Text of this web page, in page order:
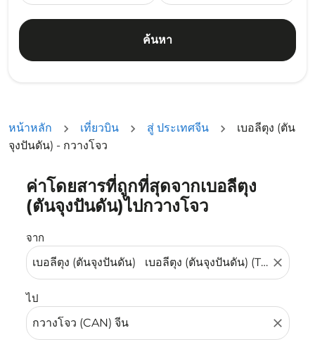
ค้นหา
หน้าหลัก เที่ยวบิน สู่ ประเทศจีน
เบอลีตุง (ตัน
จุงปันดัน) - กวางโจว
ค่าโดยสารที่ถูกที่สุดจากเบอลีตุง
(ตันจุงปันดัน)ไปกวางโจว
จาก
close
ไป
close
ลองอัปเดตเส้นทางของคุณ (ต้นทางและ/หรือปลายทาง) หรื